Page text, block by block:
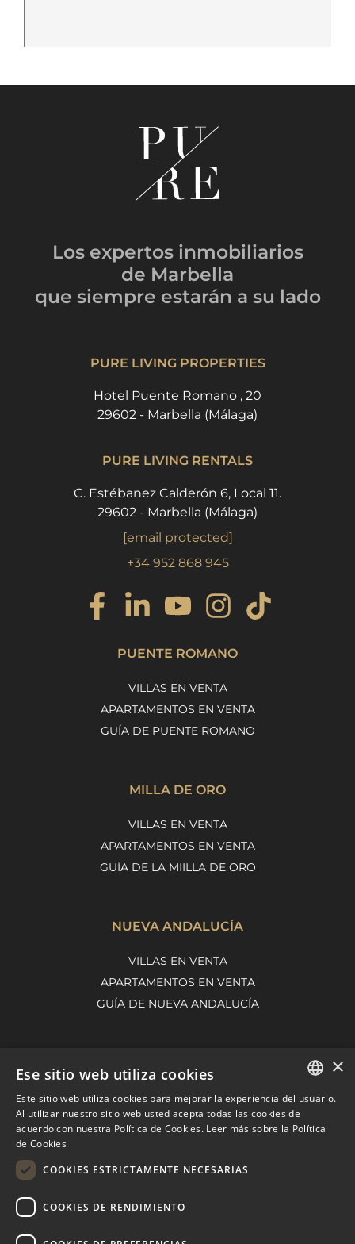
Los expertos inmobiliarios
de Marbella
que siempre estarán a su lado
PURE LIVING PROPERTIES
Hotel Puente Romano , 20
29602 - Marbella (Málaga)
PURE LIVING RENTALS
C. Estébanez Calderón 6, Local 11.
29602 - Marbella (Málaga)
[email protected]
+34 952 868 945
PUENTE ROMANO
VILLAS EN VENTA
APARTAMENTOS EN VENTA
GUÍA DE PUENTE ROMANO
MILLA DE ORO
VILLAS EN VENTA
APARTAMENTOS EN VENTA
GUÍA DE LA MIILLA DE ORO
NUEVA ANDALUCÍA
VILLAS EN VENTA
APARTAMENTOS EN VENTA
GUÍA DE NUEVA ANDALUCÍA
VILLAS EN VENTA
APARTAMENTOS EN VENTA
SPANISH
×
Ese sitio web utiliza cookies
Este sitio web utiliza cookies para mejorar la experiencia del usuario.
Al utilizar nuestro sitio web usted acepta todas las cookies de
acuerdo con nuestra Política de Cookies. Leer más sobre la Política
de Cookies
COOKIES ESTRICTAMENTE NECESARIAS
COOKIES DE RENDIMIENTO